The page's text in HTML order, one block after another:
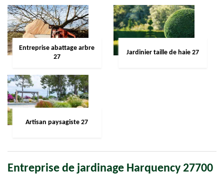
Entreprise abattage arbre
27
Jardinier taille de haie 27
Artisan paysagiste 27
Entreprise de jardinage Harquency 27700